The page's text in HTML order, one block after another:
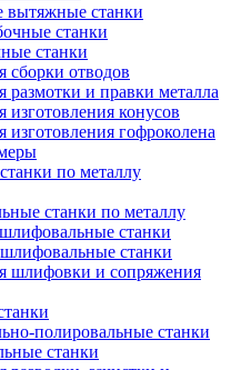
вытяжные станки
станки
станки
сборки отводов
размотки и правки металла
изготовления конусов
изготовления гофроколена
по металлу
станки по металлу
станки
станки
шлифовки и сопряжения
полировальные станки
станки